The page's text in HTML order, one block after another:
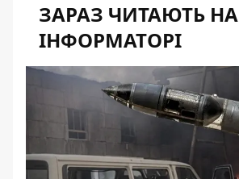
ЗАРАЗ ЧИТАЮТЬ НА
ІНФОРМАТОРІ